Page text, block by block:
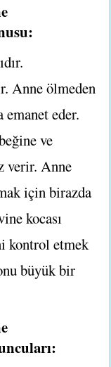
Anne ölmeden
emanet eder.
ve
verir. Anne
için birazda
kocası
kontrol etmek
büyük bir